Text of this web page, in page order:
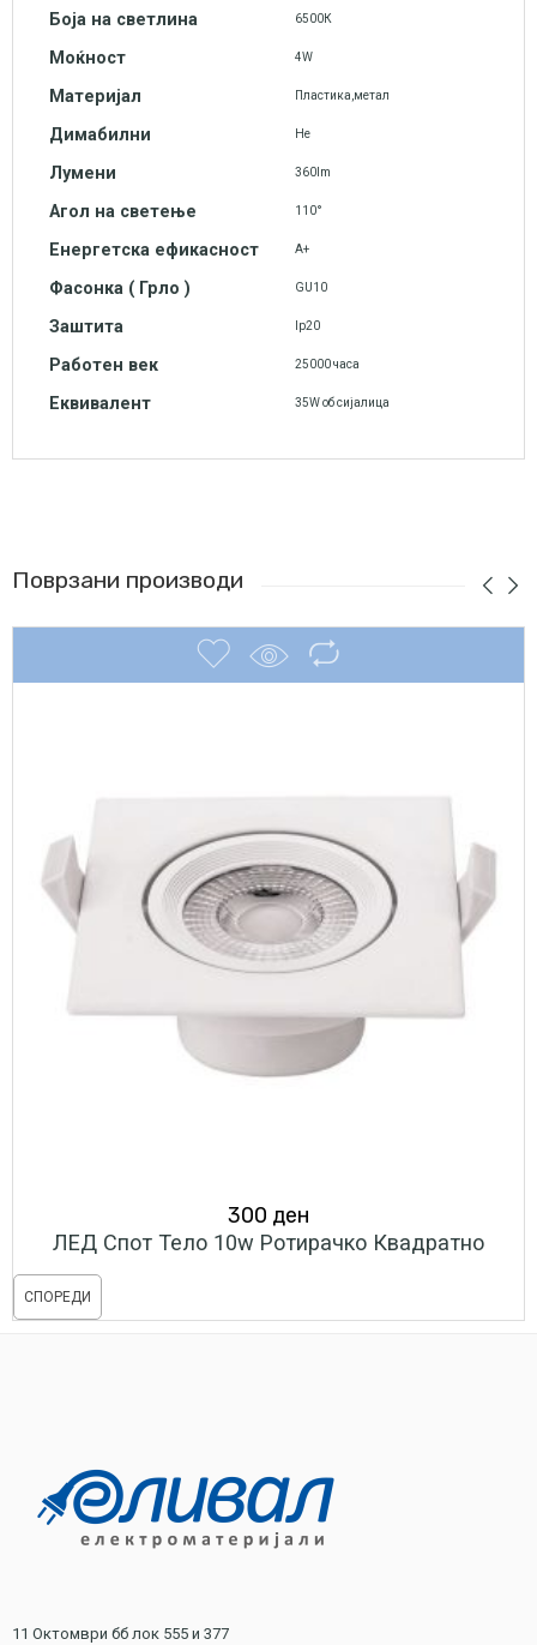
Боја на светлина 6500К
Моќност 4W
Материјал Пластика,метал
Димабилни Не
Лумени 360lm
Агол на светење 110°
Енергетска ефикасност А+
Фасонка ( Грло ) GU10
Заштита Ip20
Работен век 25000 часа
Еквивалент 35W об сијалица
Поврзани производи
300 ден
ЛЕД Спот Тело 10w Ротирачко Квадратно
СПОРЕДИ
11 Октомври бб лок 555 и 377